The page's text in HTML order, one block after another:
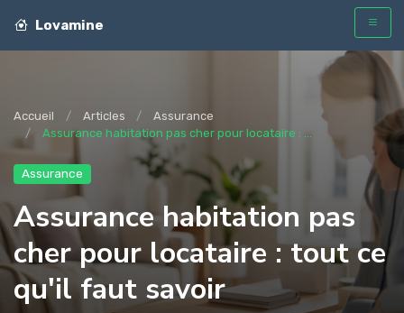
Lovamine
Accueil Articles
Assurance
Assurance habitation pas cher pour locataire : ...
Assurance
Assurance habitation pas
cher pour locataire : tout ce
qu'il faut savoir